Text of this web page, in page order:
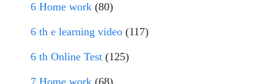
6 Home work (80)
6 th e learning video (117)
6 th Online Test (125)